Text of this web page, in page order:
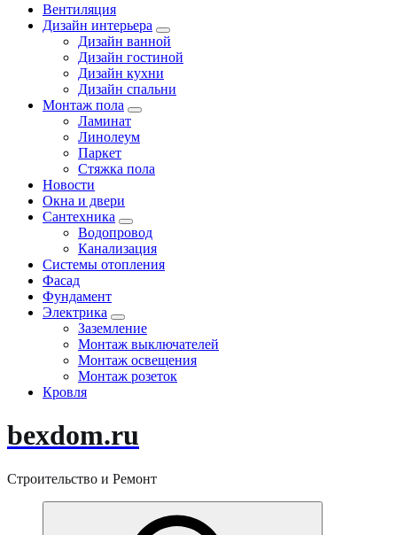
Вентиляция
Дизайн интерьера
Дизайн ванной
Дизайн гостиной
Дизайн кухни
Дизайн спальни
Монтаж пола
Ламинат
Линолеум
Паркет
Стяжка пола
Новости
Окна и двери
Сантехника
Водопровод
Канализация
Системы отопления
Фасад
Фундамент
Электрика
Заземление
Монтаж выключателей
Монтаж освещения
Монтаж розеток
Кровля
bexdom.ru
Строительство и Ремонт